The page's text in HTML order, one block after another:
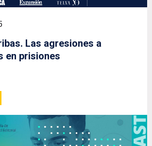
Las agresiones a
en prisiones